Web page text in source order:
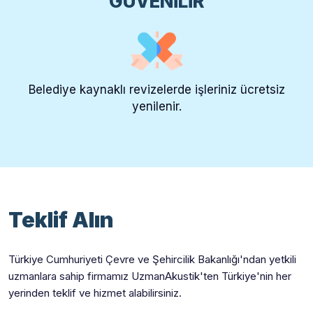
Belediye kaynaklı revizelerde işleriniz ücretsiz
yenilenir.
Teklif Alın
Türkiye Cumhuriyeti Çevre ve Şehircilik Bakanlığı'ndan yetkili
uzmanlara sahip firmamız UzmanAkustik'ten Türkiye'nin her
yerinden teklif ve hizmet alabilirsiniz.